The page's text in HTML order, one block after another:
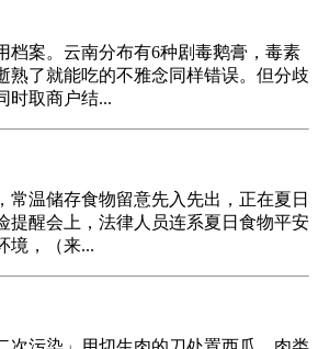
档案。云南分布有6种剧毒鹅膏，毒素
熟了就能吃的不雅念同样错误。但分歧
时取商户结...
常温储存食物留意先入先出，正在夏日
提醒会上，法律人员连系夏日食物平安
境，（来...